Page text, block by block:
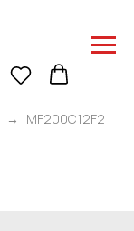
MF200C12F2